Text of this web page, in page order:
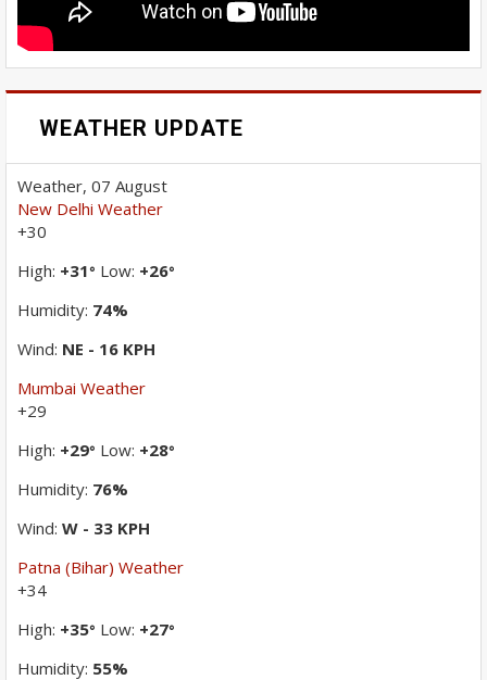
WEATHER UPDATE
Weather, 07 August
New Delhi Weather
+30
High: +31° Low: +26°
Humidity: 74%
Wind: NE - 16 KPH
Mumbai Weather
+29
High: +29° Low: +28°
Humidity: 76%
Wind: W - 33 KPH
Patna (Bihar) Weather
+34
High: +35° Low: +27°
Humidity: 55%